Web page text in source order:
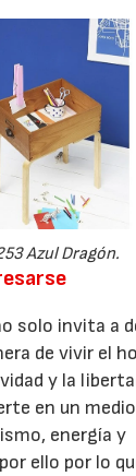
Azul Dragón.
solo invita a
de vivir el
y la
en un
energía y
ello por lo